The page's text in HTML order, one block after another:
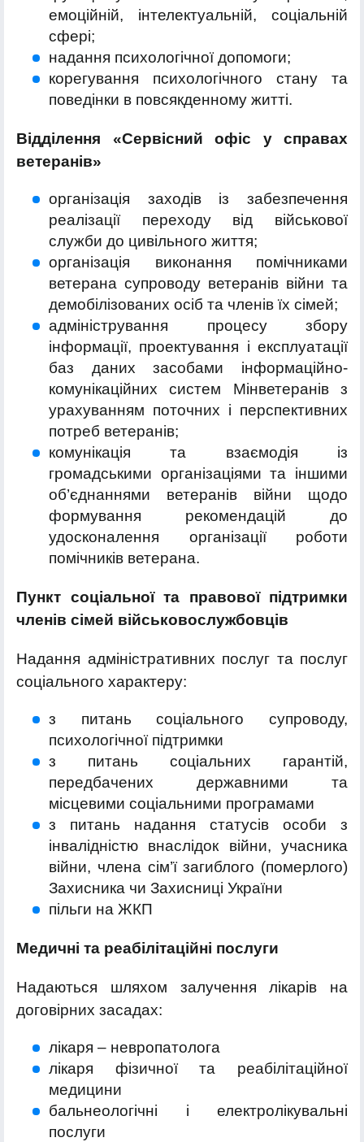
емоційній, інтелектуальній, соціальній
сфері;
надання психологічної допомоги;
корегування психологічного стану та
поведінки в повсякденному житті.
Відділення «Сервісний офіс у справах
ветеранів»
організація заходів із забезпечення
реалізації переходу від військової
служби до цивільного життя;
організація виконання помічниками
ветерана супроводу ветеранів війни та
демобілізованих осіб та членів їх сімей;
адміністрування процесу збору
інформації, проектування і експлуатації
баз даних засобами інформаційно-
комунікаційних систем Мінветеранів з
урахуванням поточних і перспективних
потреб ветеранів;
комунікація та взаємодія із
громадськими організаціями та іншими
об’єднаннями ветеранів війни щодо
формування рекомендацій до
удосконалення організації роботи
помічників ветерана.
Пункт соціальної та правової підтримки
членів сімей військовослужбовців
Надання адміністративних послуг та послуг
соціального характеру:
з питань соціального супроводу,
психологічної підтримки
з питань соціальних гарантій,
передбачених державними та
місцевими соціальними програмами
з питань надання статусів особи з
інвалідністю внаслідок війни, учасника
війни, члена сім’ї загиблого (померлого)
Захисника чи Захисниці України
пільги на ЖКП
Медичні та реабілітаційні послуги
Надаються шляхом залучення лікарів на
договірних засадах:
лікаря – невропатолога
лікаря фізичної та реабілітаційної
медицини
бальнеологічні і електролікувальні
послуги